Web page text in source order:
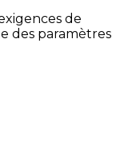
de
des paramètres